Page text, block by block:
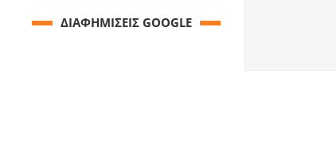
ΔΙΑΦΗΜΙΣΕΙΣ GOOGLE